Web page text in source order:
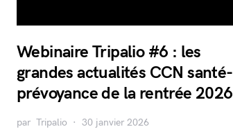
Webinaire Tripalio #6 : les
grandes actualités CCN santé-
prévoyance de la rentrée 2026
par Tripalio 30 janvier 2026